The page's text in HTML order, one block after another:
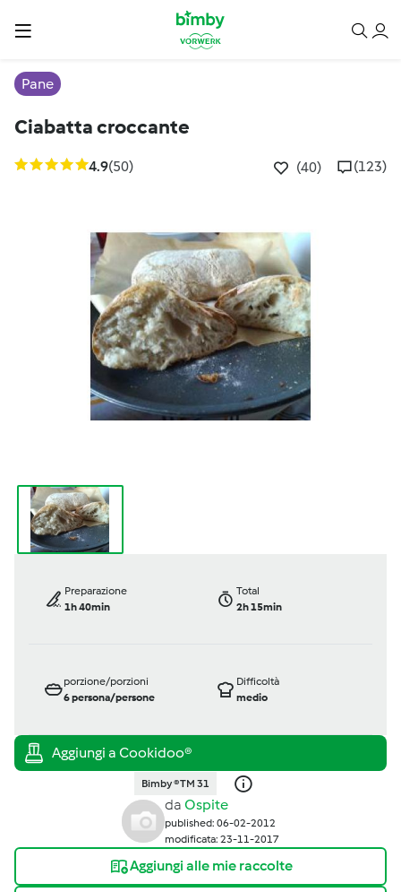
Pane
Ciabatta croccante
4.9(50) (40) (123)
Preparazione
1h 40min
Total
2h 15min
porzione/porzioni
6persona/persone
Difficoltà
medio
Bimby ® TM 31
da Ospite
published: 06-02-2012
modificata: 23-11-2017
Aggiungi alle mie raccolte